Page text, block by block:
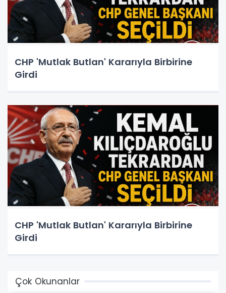
CHP 'Mutlak Butlan' Kararıyla Birbirine
Girdi
CHP 'Mutlak Butlan' Kararıyla Birbirine
Girdi
Çok Okunanlar